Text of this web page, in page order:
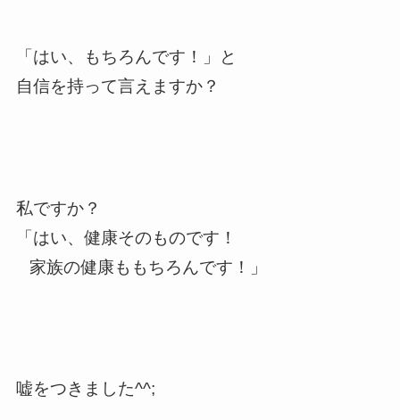
「はい、もちろんです！」と
自信を持って言えますか？
私ですか？
「はい、健康そのものです！
家族の健康ももちろんです！」
嘘をつきました^^;